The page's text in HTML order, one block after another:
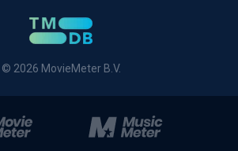
© 2026 MovieMeter B.V.